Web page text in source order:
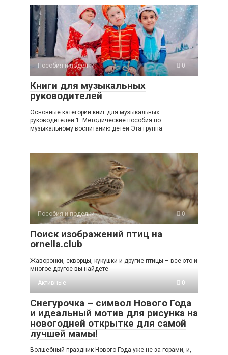
Пособия и поделки 0
Книги для музыкальных
руководителей
Основные категории книг для музыкальных
руководителей 1. Методические пособия по
музыкальному воспитанию детей Эта группа
Пособия и поделки 0
Поиск изображений птиц на
ornella.club
Жаворонки, скворцы, кукушки и другие птицы – все это и
многое другое вы найдете
Активные
0
Снегурочка – символ Нового Года
и идеальный мотив для рисунка на
новогодней открытке для самой
лучшей мамы!
Волшебный праздник Нового Года уже не за горами, и,